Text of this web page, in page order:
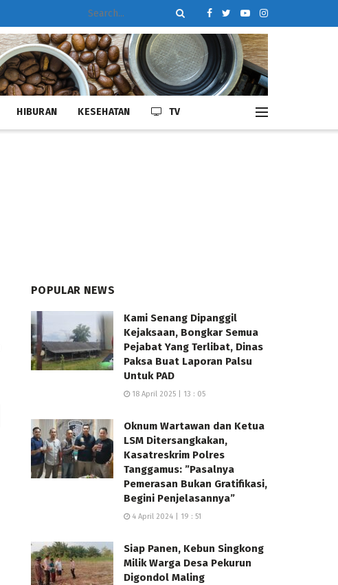
HIBURAN KESEHATAN TV
POPULAR NEWS
Kami Senang Dipanggil
Kejaksaan, Bongkar Semua
Pejabat Yang Terlibat, Dinas
Paksa Buat Laporan Palsu
Untuk PAD
18 April 2025 | 13 : 05
Oknum Wartawan dan Ketua
LSM Ditersangkakan,
Kasatreskrim Polres
Tanggamus: ”Pasalnya
Pemerasan Bukan Gratifikasi,
Begini Penjelasannya”
4 April 2024 | 19 : 51
Siap Panen, Kebun Singkong
Milik Warga Desa Pekurun
Digondol Maling